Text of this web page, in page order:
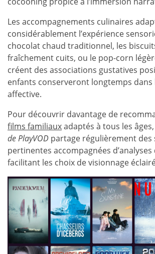
Les accompagnements culinaires
considérablement l’expérience
chocolat chaud traditionnel, les
fraîchement cuits, ou le pop-corn
créent des associations gustatives
enfants conserveront longtemps
affective.
Pour découvrir davantage de
films familiauxadaptés à tous les
de PlayVOD partage régulièrement des
pertinentes accompagnées d’analyses
facilitant les choix de visionnage